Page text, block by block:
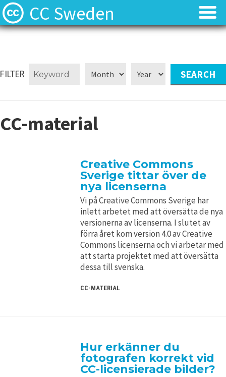
CC Sweden
Nyheter
Nyheter
FILTER
CC-material
Creative Commons
Sverige tittar över de
nya licenserna
Vi på Creative Commons Sverige har
inlett arbetet med att översätta de nya
versionerna av licenserna. I slutet av
förra året kom version 4.0 av Creative
Commons licenserna och vi arbetar med
att starta projektet med att översätta
dessa till svenska.
CC-MATERIAL
Hur erkänner du
fotografen korrekt vid
CC-licensierade bilder?